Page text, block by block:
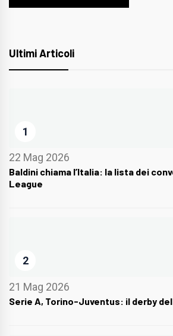
Ultimi Articoli
1
22 Mag 2026
Baldini chiama l’Italia: la lista dei
League
2
21 Mag 2026
Serie A, Torino-Juventus: il derby